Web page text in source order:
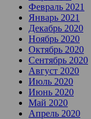
Февраль 2021
Январь 2021
Декабрь 2020
Ноябрь 2020
Октябрь 2020
Сентябрь 2020
Август 2020
Июль 2020
Июнь 2020
Май 2020
Апрель 2020